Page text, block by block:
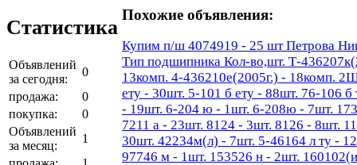
Статистика
Объявлений
за сегодня:
0
продажа:
0
покупка:
0
Объявлений
за месяц:
1
Похожие объявления:
Купим п/ш 4074919 - 25 шт Петрова
Тип подшипника Кол-во,шт. Т-
13комп. 4-436210е(2005г.) -
ету - 30шт. 5-101 б ету - 88шт. 76-106
- 19шт. 6-204 ю - 1шт. 6-208ю - 7шт.
7211 а - 23шт. 8124 - 3шт. 8126 - 8шт.
30шт. 42234м(л) - 7шт. 5-46164 л ту -
97746 м - 1шт. 153526 н - 2шт.